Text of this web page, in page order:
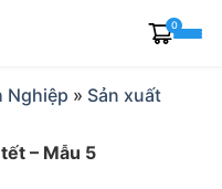
0
Nghiệp » Sản xuất
– Mẫu 5